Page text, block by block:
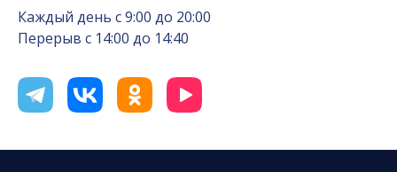
Каждый день с 9:00 до 20:00
Перерыв с 14:00 до 14:40